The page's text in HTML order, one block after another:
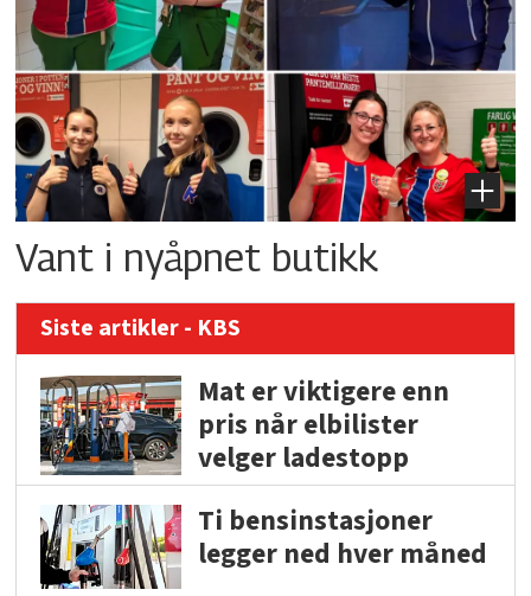
Vant i nyåpnet butikk
Siste artikler - KBS
Mat er viktigere enn
pris når elbilister
velger ladestopp
Ti bensinstasjoner
legger ned hver måned